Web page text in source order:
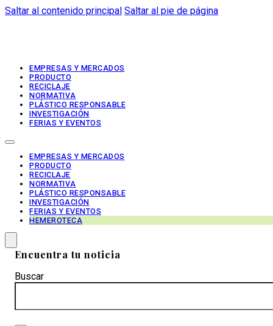
Saltar al contenido principal Saltar al pie de página
EMPRESAS Y MERCADOS
PRODUCTO
RECICLAJE
NORMATIVA
PLÁSTICO RESPONSABLE
INVESTIGACIÓN
FERIAS Y EVENTOS
EMPRESAS Y MERCADOS
PRODUCTO
RECICLAJE
NORMATIVA
PLÁSTICO RESPONSABLE
INVESTIGACIÓN
FERIAS Y EVENTOS
HEMEROTECA
Encuentra tu noticia
Buscar